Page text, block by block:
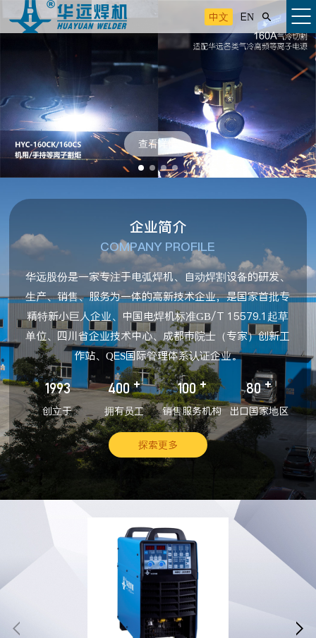
中文 EN 
查看详情
企业简介
COMPANY PROFILE
华远股份是一家专注于电弧焊机、自动焊割设备的研发、
生产、销售、服务为一体的高新技术企业，是国家首批专
精特新小巨人企业、中国电焊机标准GB/T 15579.1起草
单位、四川省企业技术中心、成都市院士（专家）创新工
作站、QES国际管理体系认证企业。
1993
创立于
400 +
拥有员工
100 +
销售服务机构
80 +
出口国家地区
探索更多
 